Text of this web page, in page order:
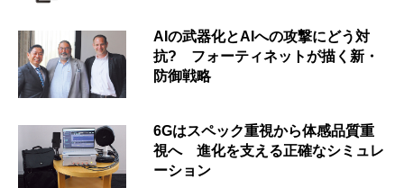
AIの武器化とAIへの攻撃にどう対
抗? フォーティネットが描く新・
防御戦略
6Gはスペック重視から体感品質重
視へ 進化を支える正確なシミュレ
ーション